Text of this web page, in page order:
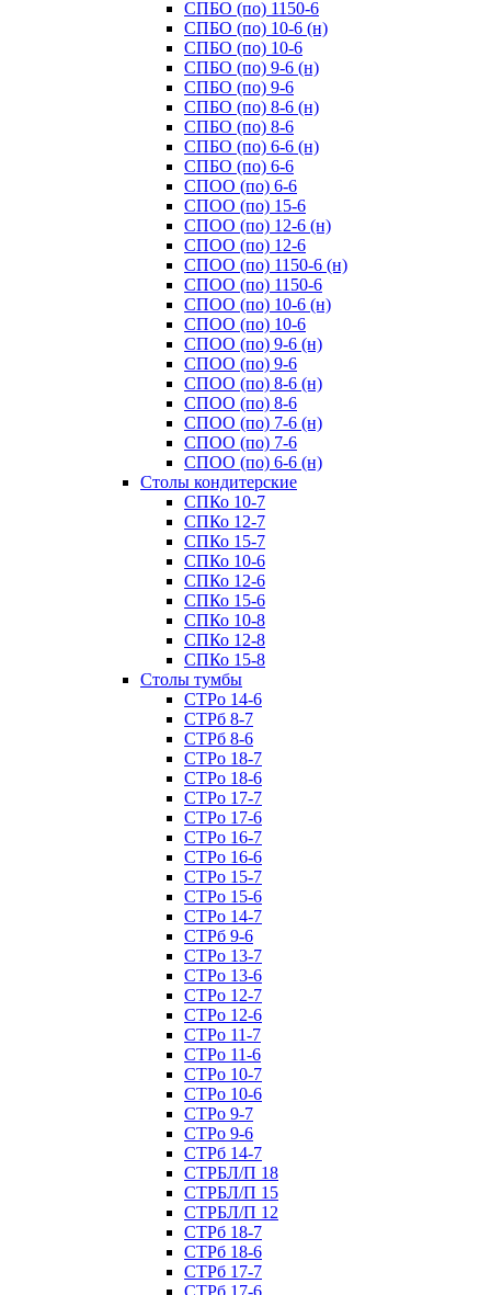
СПБО (по) 1150-6
СПБО (по) 10-6 (н)
СПБО (по) 10-6
СПБО (по) 9-6 (н)
СПБО (по) 9-6
СПБО (по) 8-6 (н)
СПБО (по) 8-6
СПБО (по) 6-6 (н)
СПБО (по) 6-6
СПОО (по) 6-6
СПОО (по) 15-6
СПОО (по) 12-6 (н)
СПОО (по) 12-6
СПОО (по) 1150-6 (н)
СПОО (по) 1150-6
СПОО (по) 10-6 (н)
СПОО (по) 10-6
СПОО (по) 9-6 (н)
СПОО (по) 9-6
СПОО (по) 8-6 (н)
СПОО (по) 8-6
СПОО (по) 7-6 (н)
СПОО (по) 7-6
СПОО (по) 6-6 (н)
Cтолы кондитерские
СПКо 10-7
СПКо 12-7
СПКо 15-7
СПКо 10-6
СПКо 12-6
СПКо 15-6
СПКо 10-8
СПКо 12-8
СПКо 15-8
Cтолы тумбы
СТРо 14-6
СТРб 8-7
СТРб 8-6
СТРо 18-7
СТРо 18-6
СТРо 17-7
СТРо 17-6
СТРо 16-7
СТРо 16-6
СТРо 15-7
СТРо 15-6
СТРо 14-7
СТРб 9-6
СТРо 13-7
СТРо 13-6
СТРо 12-7
СТРо 12-6
СТРо 11-7
СТРо 11-6
СТРо 10-7
СТРо 10-6
СТРо 9-7
СТРо 9-6
СТРб 14-7
СТРБЛ/П 18
СТРБЛ/П 15
СТРБЛ/П 12
СТРб 18-7
СТРб 18-6
СТРб 17-7
СТРб 17-6